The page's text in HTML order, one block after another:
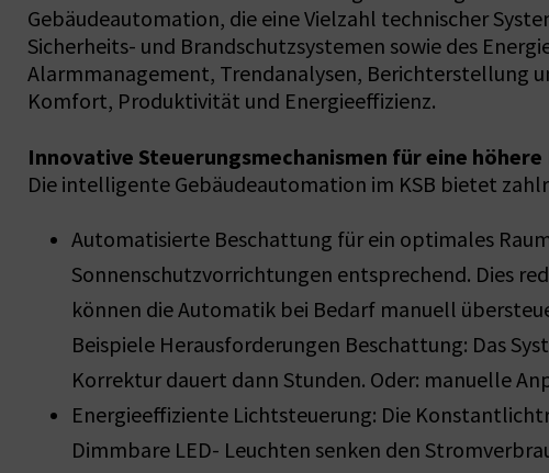
Gebäudeautomation, die eine Vielzahl technischer
Sicherheits- und Brandschutzsystemen sowie des
Alarmmanagement, Trendanalysen, Berichterstellung
Komfort, Produktivität und Energieeffizienz.
Innovative Steuerungsmechanismen für eine höhere
Die intelligente Gebäudeautomation im KSB bietet
Automatisierte Beschattung für ein optimales
Sonnenschutzvorrichtungen entsprechend. Dies
können die Automatik bei Bedarf manuell
Beispiele Herausforderungen Beschattung: Das
Korrektur dauert dann Stunden. Oder: manuelle
Energieeffiziente Lichtsteuerung: Die
Dimmbare LED- Leuchten senken den